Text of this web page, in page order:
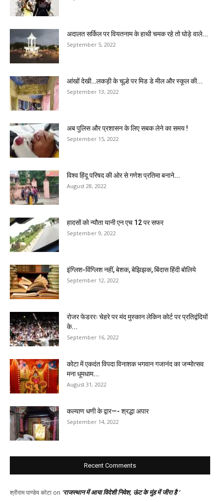
अदालत सर्किल पर वियतनाम के हाथी चमक रहे तो घोड़े वाले...
September 5, 2022
आंखों देखी…लकड़ी के चूल्हे पर मिड डे मील और स्कूल की...
September 13, 2022
अब पुलिस और प्रशासन के लिए सबक लेने का समय !
September 15, 2022
विश्व हिंदू परिषद की ओर से गणेश प्रतिमा बनाने...
August 28, 2022
हादसों को न्यौता यानी एन एच 12 पर सफर
September 9, 2022
इंग्लिश-विंग्लिश नहीं, बेशक, बेझिझक, बिंदास हिंदी बोलिये
September 12, 2022
रोजर फेडररः चेहरे पर मंद मुस्कान लेकिन कोर्ट पर प्रतिद्वंदियों
के...
September 16, 2022
कोटा में एकदंत विपदा विनाशक भगवान गजानंद का जन्मोत्सव
मना धूमधाम...
August 31, 2022
कल्याण धणी के द्वार—- श्रद्धा अपार
September 14, 2022
Recent Comments
श्रीराम पाण्डेय कोटा on ‘राजस्थान में आया विदेशी निवेश, ऊंट के मुंह में जीरा है ‘